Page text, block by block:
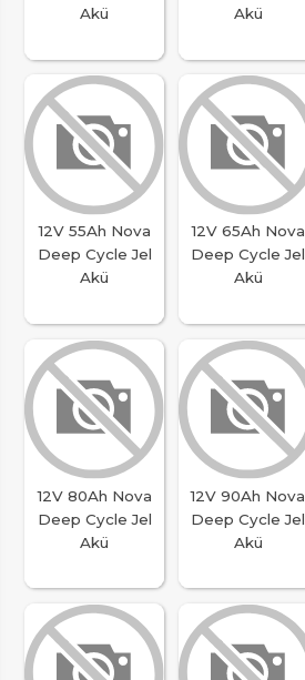
Akü
Akü
12V 55Ah Nova
Deep Cycle Jel
Akü
12V 65Ah Nova
Deep Cycle Jel
Akü
12V 80Ah Nova
Deep Cycle Jel
Akü
12V 90Ah Nova
Deep Cycle Jel
Akü